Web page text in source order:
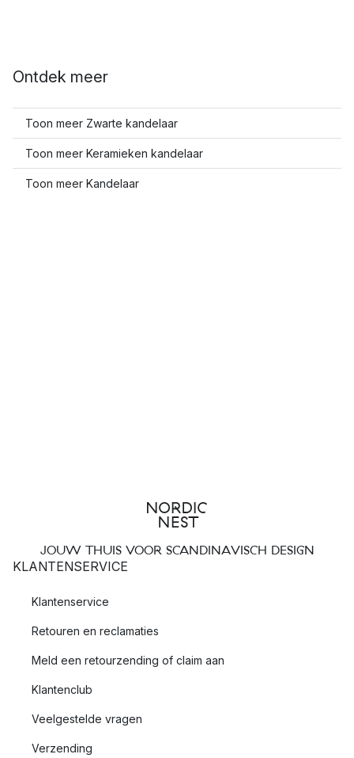
Ontdek meer
Toon meer Zwarte kandelaar
Toon meer Keramieken kandelaar
Toon meer Kandelaar
JOUW THUIS VOOR SCANDINAVISCH DESIGN
KLANTENSERVICE
Klantenservice
Retouren en reclamaties
Meld een retourzending of claim aan
Klantenclub
Veelgestelde vragen
Verzending